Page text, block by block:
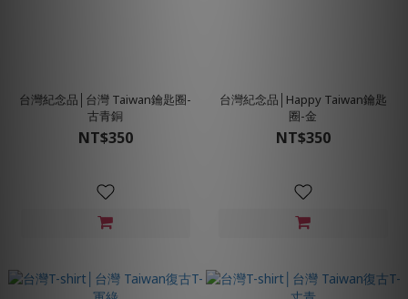
台灣紀念品│台灣 Taiwan鑰匙圈-
古青銅
NT$350
台灣紀念品│Happy Taiwan鑰匙
圈-金
NT$350